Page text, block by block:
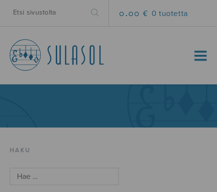
0.00 € 0 tuotetta
MENU
HAKU